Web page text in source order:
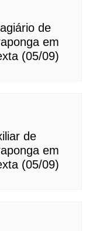
de
em
(05/09)
de
em
(05/09)